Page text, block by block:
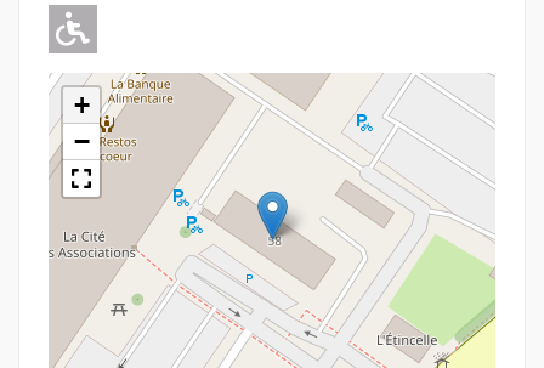
Adapté pour l'handicap Moteur
+
−